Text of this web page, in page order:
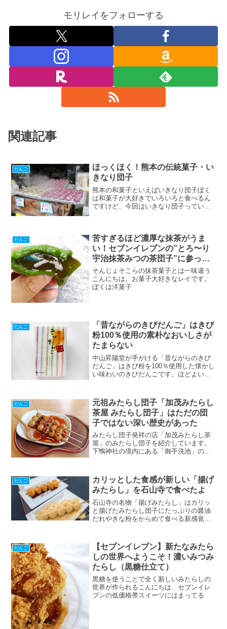
モリレイをフォローする
関連記事
だんご
ほっくほく！熊本の伝統菓子・い
きなり団子
熊本の和菓子といえばいきなり団子ぼく
は和菓子が大好きでいろいろと食べるん
ですけど、今回はいきなり団子っていう
蒸し上げたもので熊本では一般的なお菓
子みたいですね。"いきなり"っていうの
はお客さんがいきなり来てもすぐに作る
ことができるっていうのが名前の由来の
一つ
だんご
苦すぎるほど濃厚な抹茶がうま
い！セブンイレブンの”とろ〜り
宇治抹茶みつの茶団子”に参って
しまったよ
そんじょそこらの抹茶菓子とは一味違う
こんにちは。お菓子大好きなレイです。
ぼくは洋菓子
だんご
「昔ながらのきびだんご」はきび
粉100％使用の素朴なおいしさが
たまらない
中山昇陽堂が手がける「昔ながらのきび
だんご」はきび粉を100％使用した懐かし
い味わいのきびだんごです。ほどよい甘
人におすすめ。
だんご
元祖みたらし団子「加茂みたらし
茶屋 みたらし団子」はただの団
子ではない深い歴史があった
みたらし団子発祥の店「加茂みたらし茶
屋」のみたらし団子を紹介しています。
下鴨神社の境内にある「御手洗池」の底
たらし茶屋の店内で食べるみたらし団
子、テイクアウト用のみたらし団子の食
べ方も紹介しています。
だんご
カリッとした食感が新しい「揚げ
みたらし」を石山寺で食べたよ
石山寺の名物「揚げみたらし」はカリッ
と揚げたみたらし団子にたっぷりの醤油
だれやきな粉をからめて食べる新感覚の
アウトも可能。
だんご
【セブンイレブン】新たなみたら
しの世界へようこそ！濃いみつみ
たらし（黒糖仕立て）
黒糖を使うことで全く新しいみたらしの
世界が作られるこんにちは、セブンイレ
ブンの低価格帯スイーツにはまってる